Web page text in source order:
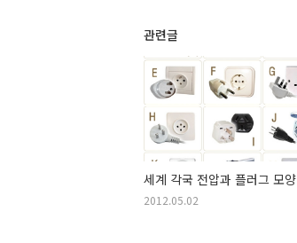
관련글
세계 각국 전압과 플러그 모양
2012.05.02